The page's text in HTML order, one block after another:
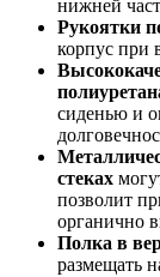
нижней
Рукоятки
корпус при
сиденью и
стеках
позволит
органично
Полка в
размещать